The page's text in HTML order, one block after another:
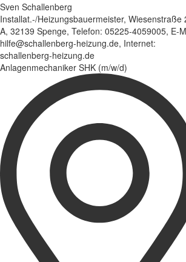
Sven Schallenberg
Installat.-/Heizungsbauermeister, Wiesenstraße
A, 32139 Spenge, Telefon: 05225-4059005, E-
hilfe@schallenberg-heizung.de, Internet:
schallenberg-heizung.de
Anlagenmechaniker SHK (m/w/d)